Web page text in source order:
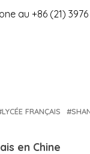
au +86 (21)
LYCÉE FRANÇAIS
en Chine